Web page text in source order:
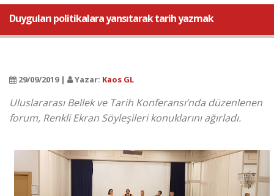
Duyguları politikalara yansıtarak tarih yazmak
29/09/2019 | Yazar: Kaos GL
Uluslararası Bellek ve Tarih Konferansı’nda düzenlenen
forum, Renkli Ekran Söyleşileri konuklarını ağırladı.